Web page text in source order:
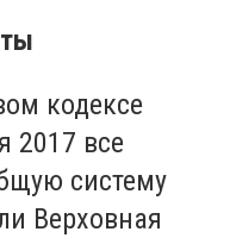
кодексе
2017 все
систему
Верховная